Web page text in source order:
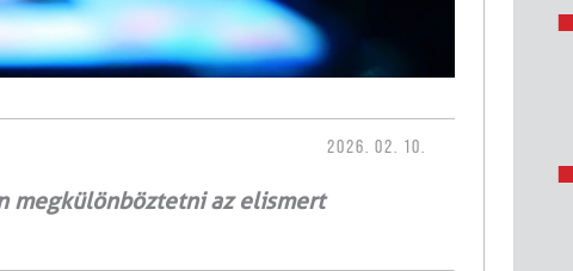
2026. 02. 10.
megkülönböztetni az elismert